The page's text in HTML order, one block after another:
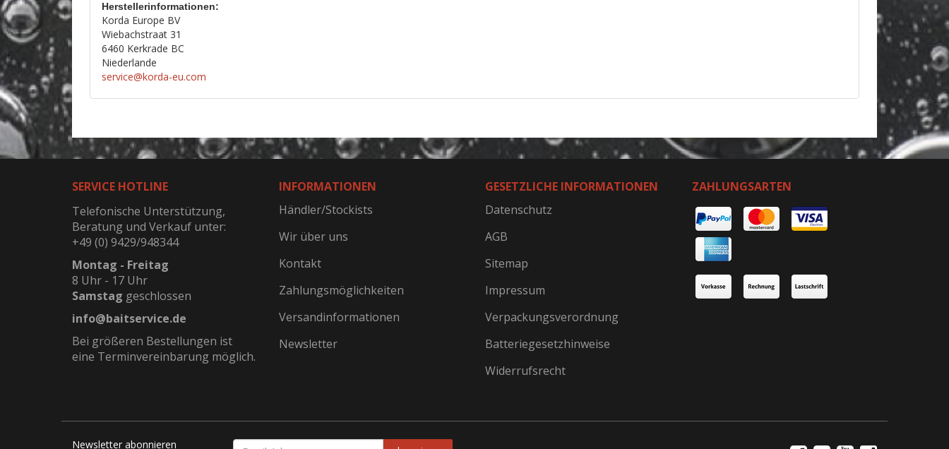
Herstellerinformationen:
Korda Europe BV
Wiebachstraat 31
6460 Kerkrade BC
Niederlande
service@korda-eu.com
SERVICE HOTLINE
Telefonische Unterstützung,
Beratung und Verkauf unter:
+49 (0) 9429/948344
Montag - Freitag
8 Uhr - 17 Uhr
Samstag geschlossen
info@baitservice.de
Bei größeren Bestellungen ist
eine Terminvereinbarung möglich.
INFORMATIONEN
Händler/Stockists
Wir über uns
Kontakt
Zahlungsmöglichkeiten
Versandinformationen
Newsletter
GESETZLICHE INFORMATIONEN
Datenschutz
AGB
Sitemap
Impressum
Verpackungsverordnung
Batteriegesetzhinweise
Widerrufsrecht
ZAHLUNGSARTEN
Newsletter abonnieren EMAIL-